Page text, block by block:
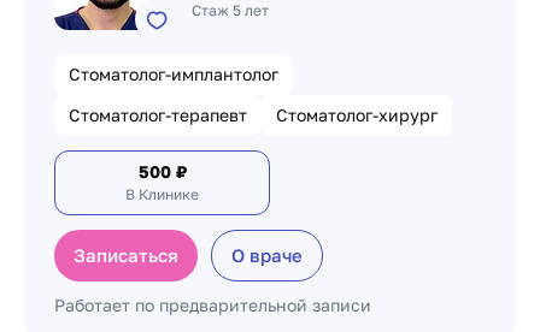
Стаж 5 лет
Стоматолог-имплантолог
Стоматолог-терапевт
Стоматолог-хирург
500₽
В Клинике
Записаться О враче
Работает по предварительной записи